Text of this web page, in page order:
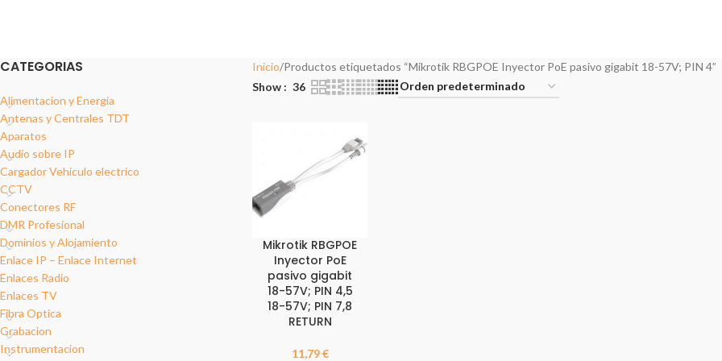
CATEGORIAS
Alimentacion y Energia
Antenas y Centrales TDT
Aparatos
Audio sobre IP
Cargador Vehiculo electrico
CCTV
Conectores RF
DMR Profesional
Dominios y Alojamiento
Enlace IP – Enlace Internet
Enlaces Radio
Enlaces TV
Fibra Optica
Grabacion
Instrumentacion
Inicio Productos etiquetados “Mikrotik RBGPOE Inyector PoE pasivo gigabit 18-57V; PIN 4”
Show
36
Mikrotik RBGPOE
Inyector PoE
pasivo gigabit
18-57V; PIN 4,5
18-57V; PIN 7,8
RETURN
11,79€